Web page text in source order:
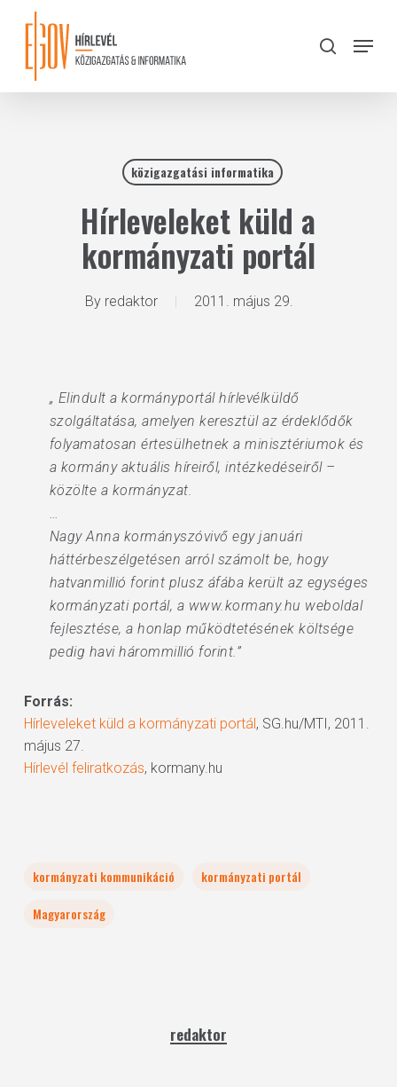
content
search
Menu
közigazgatási informatika
Hírleveleket küld a
kormányzati portál
By redaktor 2011. május 29.
„ Elindult a kormányportál hírlevélküldő
szolgáltatása, amelyen keresztül az érdeklődők
folyamatosan értesülhetnek a minisztériumok és
a kormány aktuális híreiről, intézkedéseiről –
közölte a kormányzat.
…
Nagy Anna kormányszóvivő egy januári
háttérbeszélgetésen arról számolt be, hogy
hatvanmillió forint plusz áfába került az egységes
kormányzati portál, a www.kormany.hu weboldal
fejlesztése, a honlap működtetésének költsége
pedig havi hárommillió forint.”
Forrás:
Hírleveleket küld a kormányzati portál, SG.hu/MTI, 2011.
május 27.
Hírlevél feliratkozás, kormany.hu
kormányzati kommunikáció
kormányzati portál
Magyarország
redaktor
Close